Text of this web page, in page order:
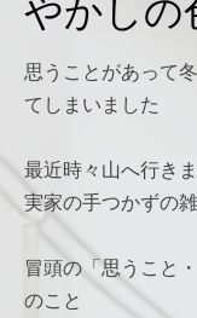
やかしの
思うことがあって
てしまいました
最近時々山へ行き
実家の手つかずの
冒頭の「思うこと
のこと